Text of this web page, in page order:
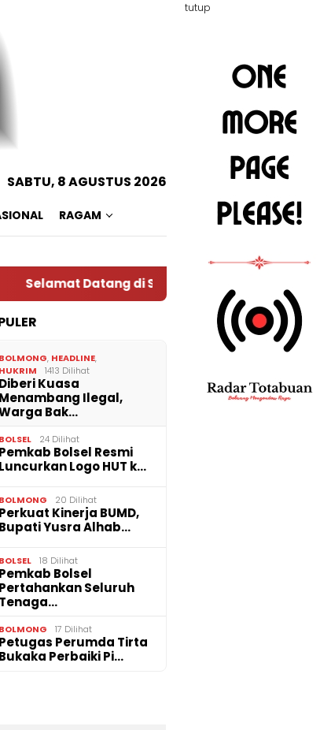
tutup
SABTU, 8 AGUSTUS 2026
RAGAM
Selamat Datang di Situs Warta RADAR
Tirta
Bekas
Pipa
Perkuat Kinerja BUMD,
Lantik Direksi Perumda
Tirta Bukaka dan
BOLMONG, HEADLINE,
HUKRIM
1413 Dilihat
Diberi Kuasa
Menambang Ilegal,
Bak…
BOLSEL 24 Dilihat
Pemkab Bolsel Resmi
Luncurkan Logo HUT k…
BOLMONG 20 Dilihat
Perkuat Kinerja BUMD,
Bupati Yusra Alhab…
BOLSEL 18 Dilihat
Pemkab Bolsel
Pertahankan Seluruh
Tenaga…
BOLMONG 17 Dilihat
Petugas Perumda Tirta
Bukaka Perbaiki Pi…